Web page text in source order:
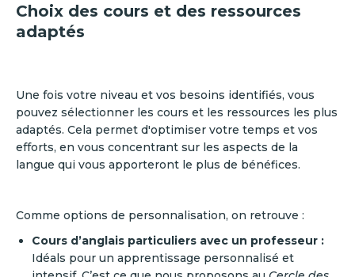
Choix des cours et des ressources
adaptés
Une fois votre niveau et vos besoins identifiés, vous
pouvez sélectionner les cours et les ressources les plus
adaptés. Cela permet d'optimiser votre temps et vos
efforts, en vous concentrant sur les aspects de la
langue qui vous apporteront le plus de bénéfices.
Comme options de personnalisation, on retrouve :
Cours d’anglais particuliers avec un professeur :
Idéals pour un apprentissage personnalisé et